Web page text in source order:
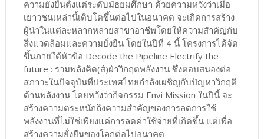
ความยั่งยืนตั้งแต่ระดับมัธยมศึกษา ด้วยความหวังว่าเมื่อ
เยาวชนเหล่านี้เติบโตขึ้นต่อไปในอนาคต จะเกิดการสร้าง
ผู้นำในแต่ละหลากหลายสาขาอาชีพโดยให้ความสำคัญกับ
สิ่งแวดล้อมและความยั่งยืน โดยในปีที่ 4 นี้ โครงการได้จัด
ขึ้นภายใต้หัวข้อ Decode the Pipeline Electrify the
future : รวมพลังคิด(ส์)ฝ่าวิกฤตพลังงาน ซึ่งตอบสนองต่อ
สภาวะในปัจจุบันที่ประเทศไทยกำลังเผชิญกับปัญหาวิกฤติ
ด้านพลังงาน โดยหวังว่ากิจกรรม Envi Mission ในปีนี้ จะ
สร้างความตระหนักถึงความสำคัญของการลดการใช้
พลังงานที่ไม่ใช่เพียงแค่การลดค่าใช้จ่ายที่เกิดขึ้น แต่เพื่อ
สร้างความยั่งยืนของโลกต่อไปอนาคต